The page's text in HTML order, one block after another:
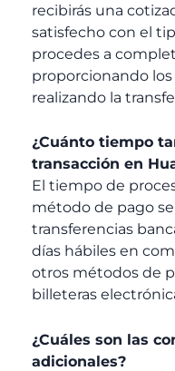
recibirás una
satisfecho con el
procedes a
proporcionando
realizando la
¿Cuánto tiempo
transacción en
El tiempo de
método de pago
transferencias
días hábiles en
otros métodos de
billeteras
¿Cuáles son las
adicionales?